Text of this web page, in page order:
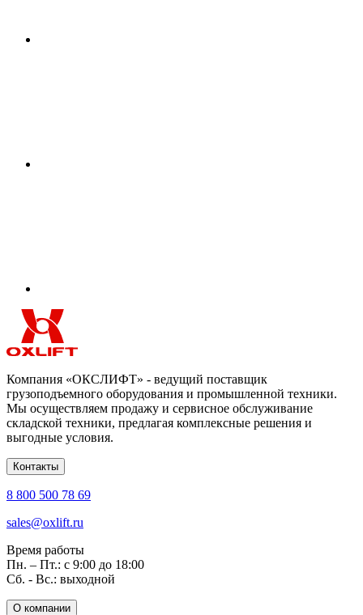
Компания «ОКСЛИФТ» - ведущий поставщик
грузоподъемного оборудования и промышленной техники.
Мы осуществляем продажу и сервисное обслуживание
складской техники, предлагая комплексные решения и
выгодные условия.
Контакты
8 800 500 78 69
sales@oxlift.ru
Время работы
Пн. – Пт.: с 9:00 до 18:00
Сб. - Вс.: выходной
О компании